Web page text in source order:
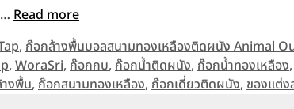
Read more
, ก๊อกล้างพื้นบอลสนามทองเหลืองติดผนัง Animal
, WoraSri, ก๊อกกบ, ก๊อกน้ำติดผนัง, ก๊อกน้ำทองเหลือง,
งพื้น, ก๊อกสนามทองเหลือง, ก๊อกเดี่ยวติดผนัง, ของแต่ง